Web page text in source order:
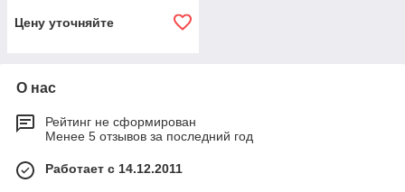
Цену уточняйте
О нас
Рейтинг не сформирован
Менее 5 отзывов за последний год
Работает с 14.12.2011